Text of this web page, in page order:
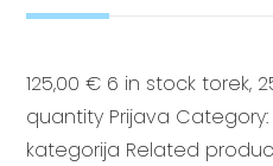
125,00 € 6 in stock torek,
quantity Prijava Category:
kategorija Related